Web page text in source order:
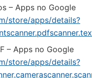
– Apps no Google
store/apps/details?
– Apps no Google
store/apps/details?